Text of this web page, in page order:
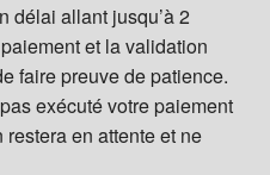
délai allant jusqu’à 2
et la validation
faire preuve de patience.
exécuté votre paiement
restera en attente et ne